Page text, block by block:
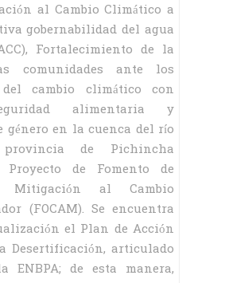
al Cambio Climático a
gobernabilidad del agua
Fortalecimiento de la
comunidades ante los
del cambio climático con
alimentaria y
género en la cuenca del río
de Pichincha
Proyecto de Fomento de
Mitigación al Cambio
(FOCAM). Se encuentra
el Plan de Acción
Desertificación, articulado
de esta manera,